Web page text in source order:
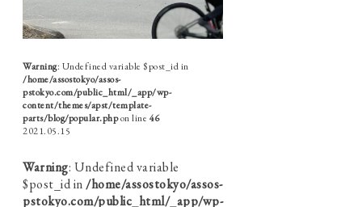
Warning: Undefined variable $post_id in
/home/assostokyo/assos-
pstokyo.com/public_html/_app/wp-
content/themes/apst/template-
parts/blog/popular.phpon line 46
2021.05.15
Warning: Undefined variable
$post_id in/home/assostokyo/assos-
pstokyo.com/public_html/_app/wp-